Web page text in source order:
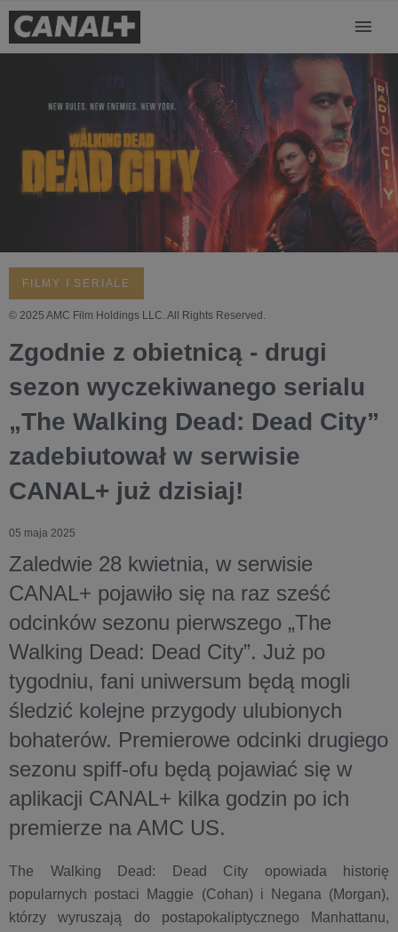
FILMY I SERIALE
© 2025 AMC Film Holdings LLC. All Rights Reserved.
Zgodnie z obietnicą - drugi
sezon wyczekiwanego serialu
„The Walking Dead: Dead City”
zadebiutował w serwisie
CANAL+ już dzisiaj!
05 maja 2025
Zaledwie 28 kwietnia, w serwisie
CANAL+ pojawiło się na raz sześć
odcinków sezonu pierwszego „The
Walking Dead: Dead City”. Już po
tygodniu, fani uniwersum będą mogli
śledzić kolejne przygody ulubionych
bohaterów. Premierowe odcinki drugiego
sezonu spiff-ofu będą pojawiać się w
aplikacji CANAL+ kilka godzin po ich
premierze na AMC US.
The Walking Dead: Dead City opowiada historię
popularnych postaci Maggie (Cohan) i Negana (Morgan),
którzy wyruszają do postapokaliptycznego Manhattanu,